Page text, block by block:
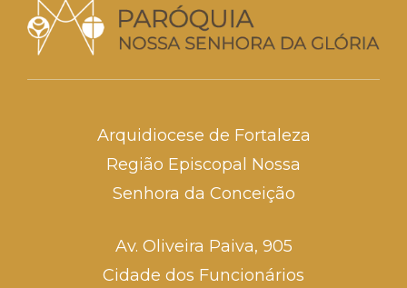
Arquidiocese de Fortaleza
Região Episcopal Nossa
Senhora da Conceição
Av. Oliveira Paiva, 905
Cidade dos Funcionários